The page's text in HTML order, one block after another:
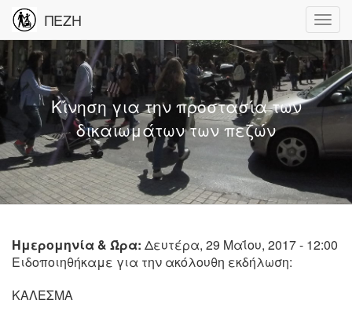
ΠΕΖΗ
Κίνηση για την προστασία των
δικαιωμάτων των πεζών
Ημερομηνία & Ώρα: Δευτέρα, 29 Μαΐου, 2017 - 12:00
Ειδοποιηθήκαμε για την ακόλουθη εκδήλωση:
ΚΑΛΕΣΜΑ